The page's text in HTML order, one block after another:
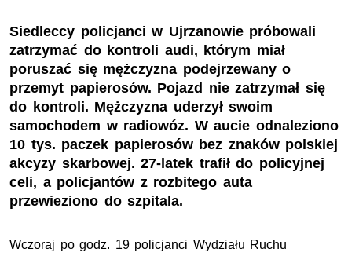
Siedleccy policjanci w Ujrzanowie próbowali
zatrzymać do kontroli audi, którym miał
poruszać się mężczyzna podejrzewany o
przemyt papierosów. Pojazd nie zatrzymał się
do kontroli. Mężczyzna uderzył swoim
samochodem w radiowóz. W aucie odnaleziono
10 tys. paczek papierosów bez znaków polskiej
akcyzy skarbowej. 27-latek trafił do policyjnej
celi, a policjantów z rozbitego auta
przewieziono do szpitala.
Wczoraj po godz. 19 policjanci Wydziału Ruchu